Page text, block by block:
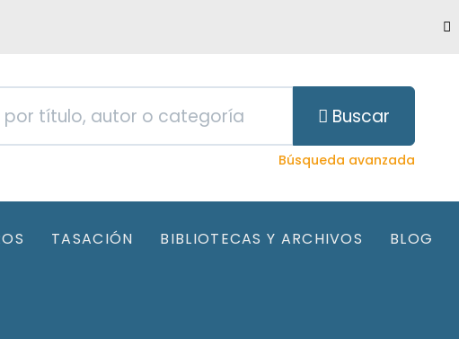
Buscar
Búsqueda avanzada
TASACIÓN BIBLIOTECAS Y ARCHIVOS BLOG